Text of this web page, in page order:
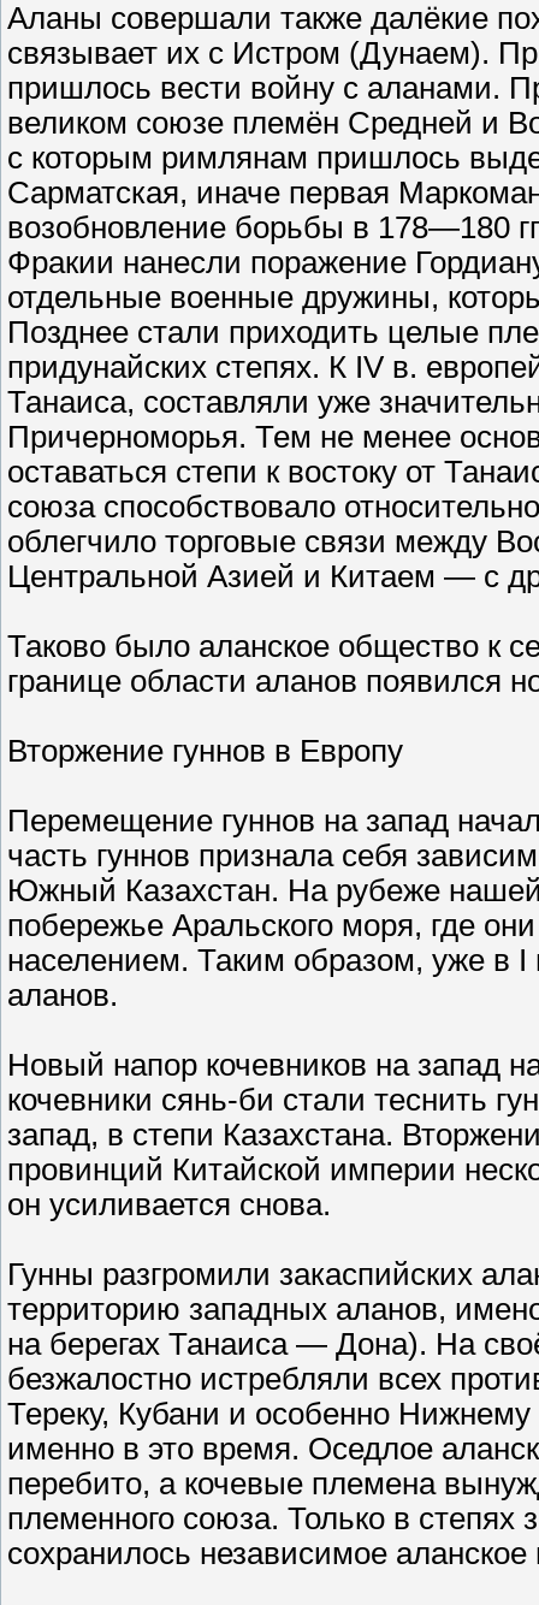
Аланы совершали также далёкие
связывает их с Истром (Дунаем).
пришлось вести войну с аланами.
великом союзе племён Средней и
с которым римлянам пришлось
Сарматская, иначе первая
возобновление борьбы в 178—180
Фракии нанесли поражение
отдельные военные дружины,
Позднее стали приходить целые
придунайских степях. К IV в.
Танаиса, составляли уже
Причерноморья. Тем не менее
оставаться степи к востоку от
союза способствовало
облегчило торговые связи между
Центральной Азией и Китаем — с
Таково было аланское общество к
границе области аланов появился
Вторжение гуннов в Европу
Перемещение гуннов на запад
часть гуннов признала себя
Южный Казахстан. На рубеже
побережье Аральского моря, где
населением. Таким образом, уже в
аланов.
Новый напор кочевников на запад
кочевники сянь-би стали теснить
запад, в степи Казахстана.
провинций Китайской империи
он усиливается снова.
Гунны разгромили закаспийских
территорию западных аланов,
на берегах Танаиса — Дона). На
безжалостно истребляли всех
Тереку, Кубани и особенно
именно в это время. Оседлое
перебито, а кочевые племена
племенного союза. Только в степях
сохранилось независимое аланское